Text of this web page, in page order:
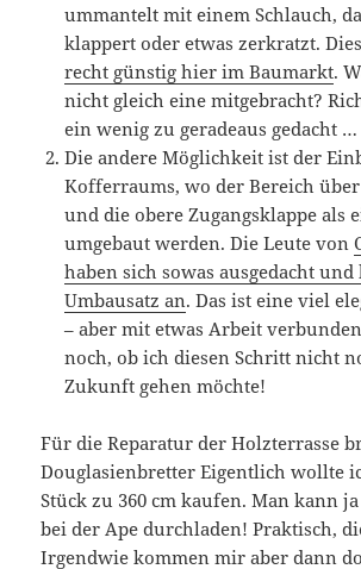
ummantelt mit einem Schlauch,
klappert oder etwas zerkratzt.
recht günstig hier im Baumarkt.
nicht gleich eine mitgebracht?
ein wenig zu geradeaus gedacht …
Die andere Möglichkeit ist der
Kofferraums, wo der Bereich
und die obere Zugangsklappe als
umgebaut werden. Die Leute von
haben sich sowas ausgedacht und
Umbausatz an. Das ist eine viel
– aber mit etwas Arbeit
noch, ob ich diesen Schritt nicht
Zukunft gehen möchte!
Für die Reparatur der Holzterrasse
Douglasienbretter Eigentlich wollte
Stück zu 360 cm kaufen. Man kann
bei der Ape durchladen! Praktisch,
Irgendwie kommen mir aber dann